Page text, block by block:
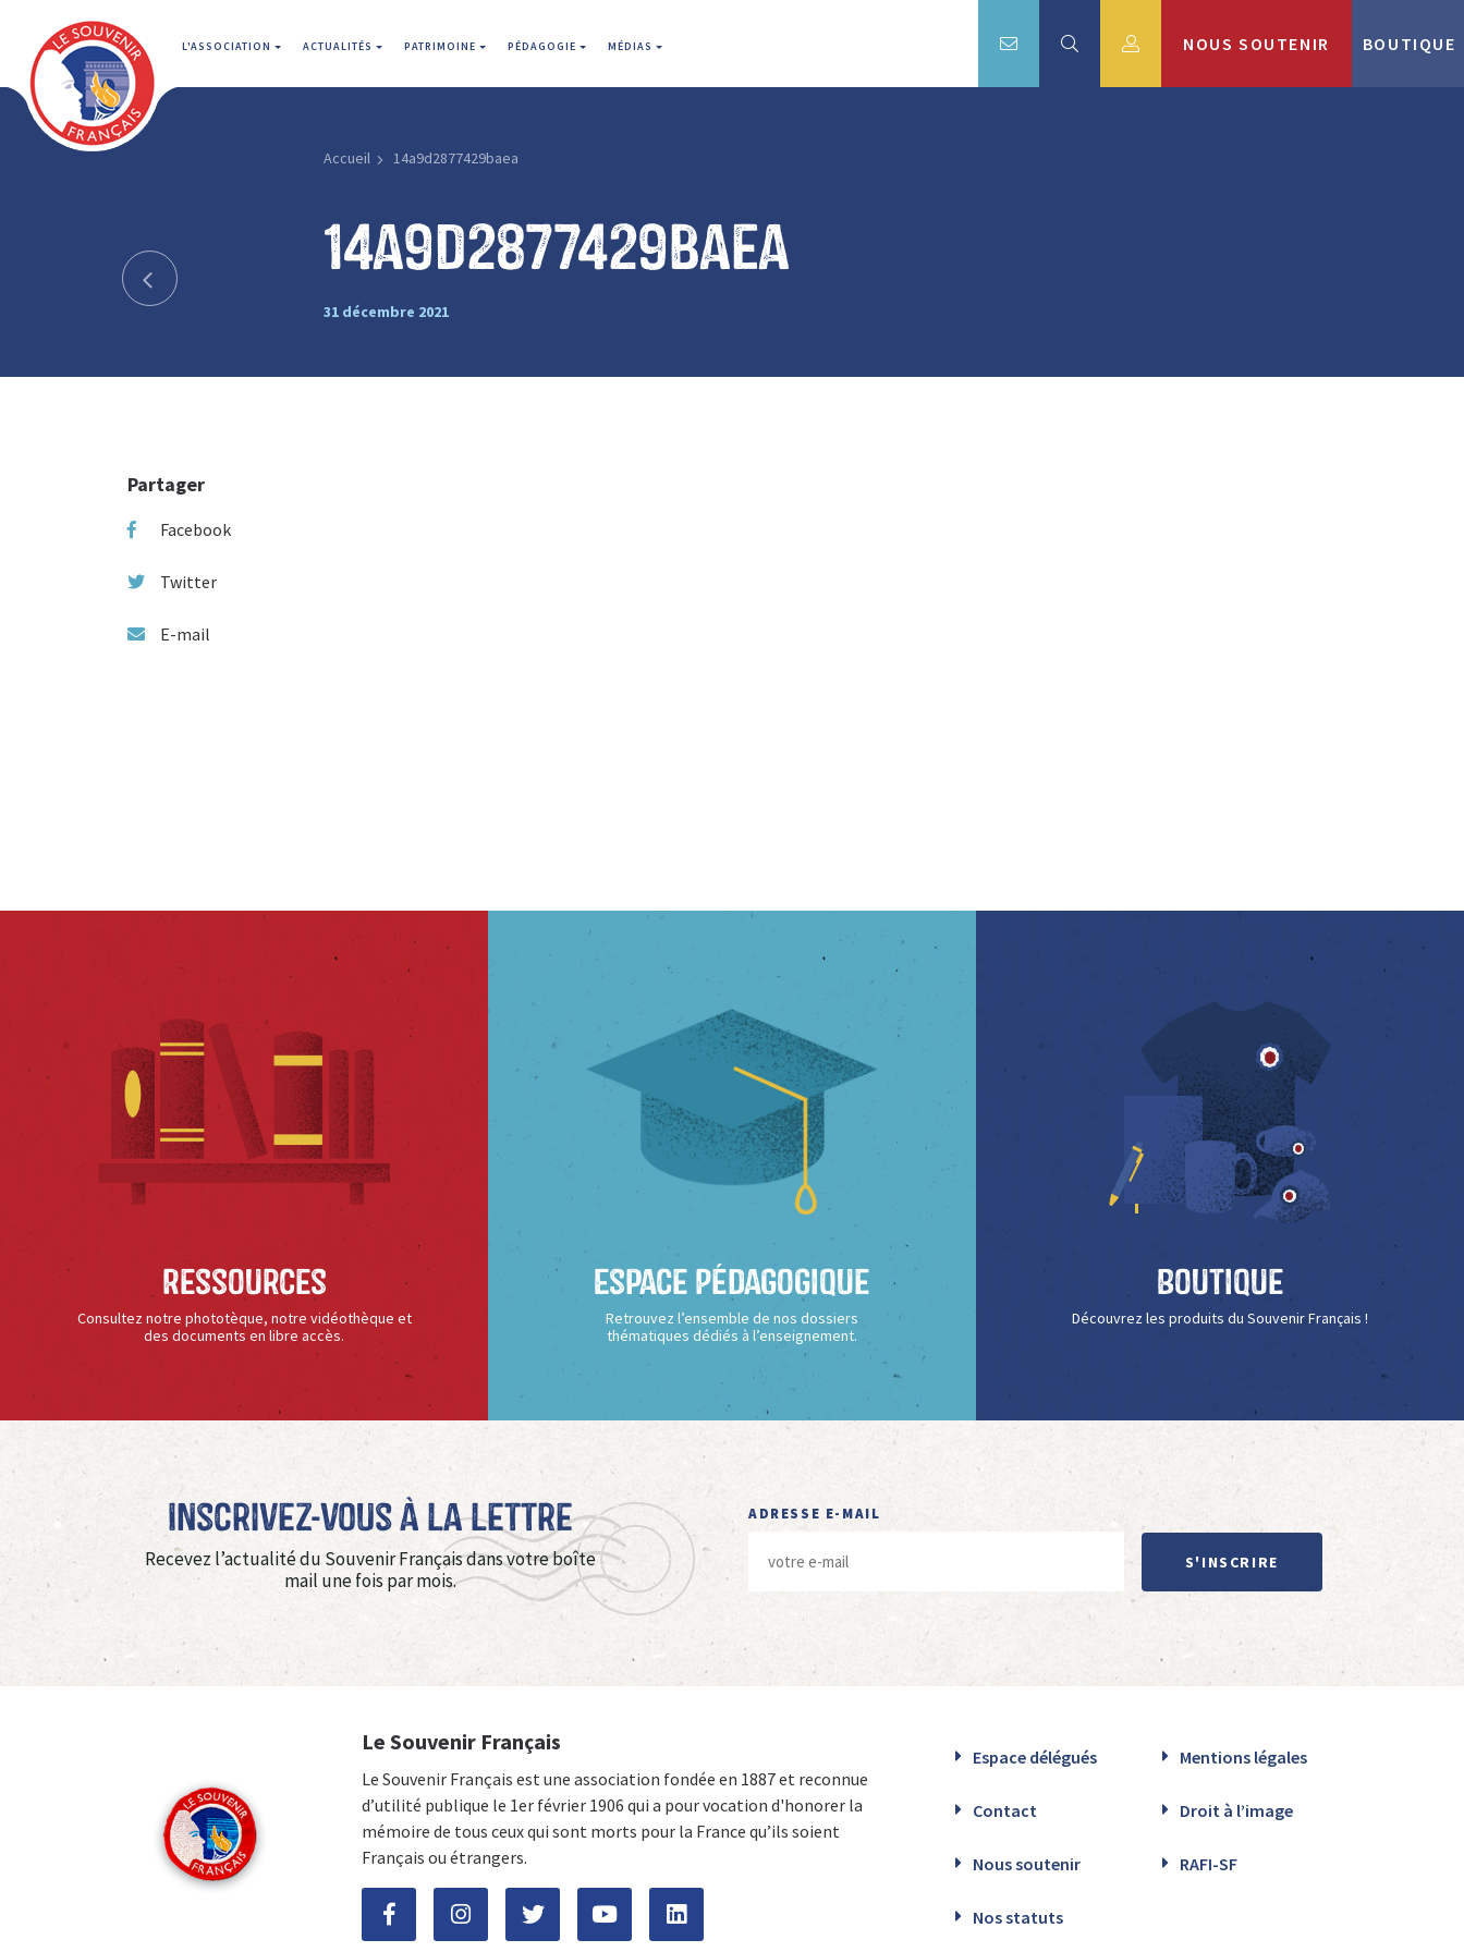
L'ASSOCIATION ACTUALITÉS PATRIMOINE PÉDAGOGIE MÉDIAS NOUS SOUTENIR BOUTIQUE
Accueil 14a9d2877429baea
14a9d2877429baea
31 décembre 2021
Partager
Facebook
Twitter
E-mail
Ressources
Consultez notre phototèque, notre vidéothèque et
des documents en libre accès.
Espace Pédagogique
Retrouvez l’ensemble de nos dossiers
thématiques dédiés à l’enseignement.
Boutique
Découvrez les produits du Souvenir Français !
Inscrivez-vous à La Lettre
Recevez l’actualité du Souvenir Français dans votre boîte
mail une fois par mois.
ADRESSE E-MAIL
S'INSCRIRE
Le Souvenir Français
Le Souvenir Français est une association fondée en 1887 et reconnue
d’utilité publique le 1er février 1906 qui a pour vocation d'honorer la
mémoire de tous ceux qui sont morts pour la France qu’ils soient
Français ou étrangers.
Espace délégués Mentions légales
Contact Droit à l’image
Nous soutenir RAFI-SF
Nos statuts